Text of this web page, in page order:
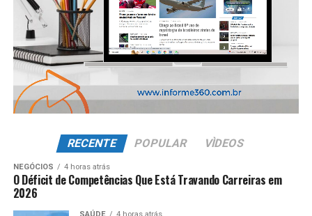
RECENTE POPULAR VÌDEOS
NEGÓCIOS 4 horas atrás
O Déficit de Competências Que Está Travando Carreiras em
2026
SAÚDE 4 horas atrás